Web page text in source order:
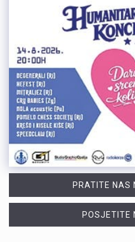
PRATITE NAS
POSJETITE